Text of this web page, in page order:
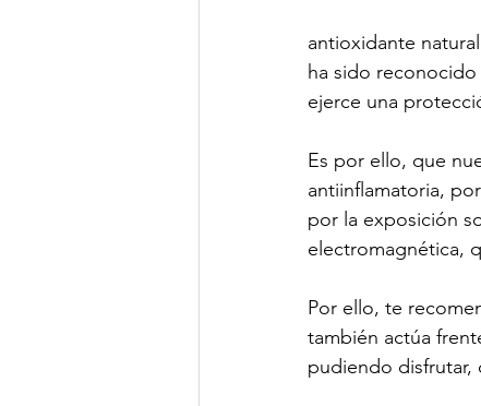
antioxidante
ha sido
ejerce una
Es por ello, que
antiinflamatoria,
por la exposición
electromagnética,
Por ello, te
también actúa
pudiendo disfrutar,